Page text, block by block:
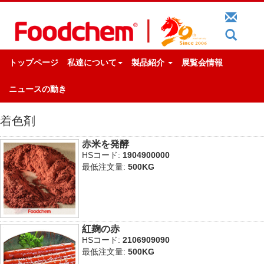
トップページ 私達について 製品紹介 展覧会情報
ニュースの動き
着色剤
赤米を発酵
HSコード: 1904900000
最低注文量:500KG
紅麹の赤
HSコード:2106909090
最低注文量:500KG